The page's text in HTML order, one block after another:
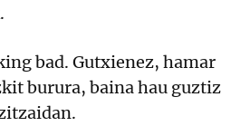
bad. Gutxienez, hamar
burura, baina hau guztiz